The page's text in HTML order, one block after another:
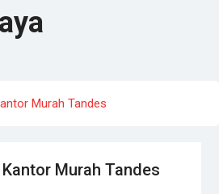
Murah Tandes
Murah Tandes